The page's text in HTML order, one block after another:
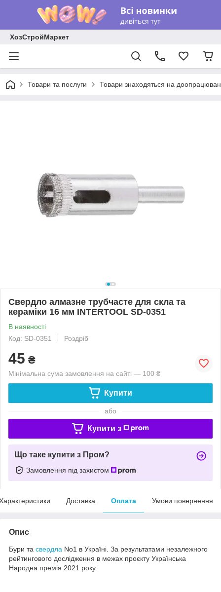
ХозСтройМаркет
Товари та послуги Товари знаходяться на
Свердло алмазне трубчасте для скла та
кераміки 16 мм INTERTOOL SD-0351
В наявності
Код: SD-0351
Роздріб
45 ₴
Мінімальна сума замовлення на сайті — 100 ₴
Купити
або
Купити з
Що таке купити з Пром?
Замовлення під захистом
Доставка Оплата Умови повернення
Опис
Бури та свердла No1 в Україні. За результатами незалежного
рейтингового дослідження в межах проєкту Українська
Народна премія 2021 року.